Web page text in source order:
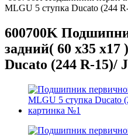
MLGU 5 ступка Ducato (244
600700K
задний( 60 х35
Ducato (244 R-15)/